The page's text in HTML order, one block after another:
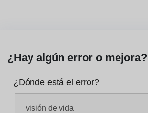
¿Hay algún error o mejora?
¿Dónde está el error?